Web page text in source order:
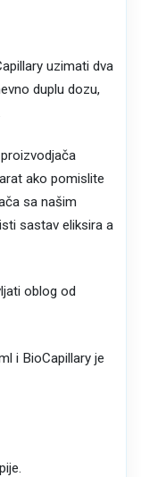
uzimati dva
duplu dozu,
ako pomislite
sa našim
sastav eliksira a
oblog od
i BioCapillary je